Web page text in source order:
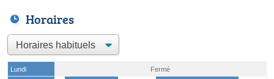
Horaires
Lundi
Fermé